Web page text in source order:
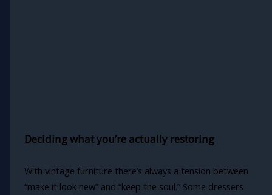
Deciding what you’re actually restoring
With vintage furniture there’s always a tension between
“make it look new” and “keep the soul.” Some dressers